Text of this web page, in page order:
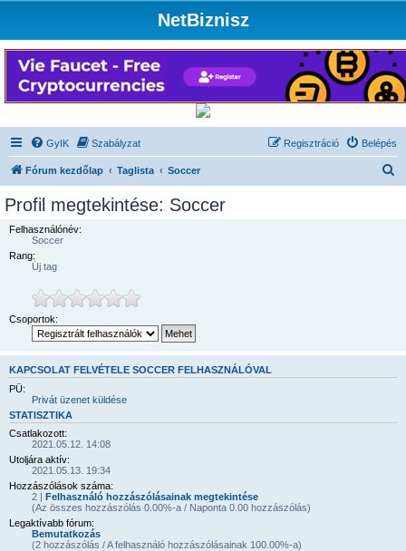
NetBiznisz
GyIK Szabályzat Belépés
Regisztráció
Fórum kezdőlap Taglista Soccer
Profil megtekintése: Soccer
Felhasználónév:
Soccer
Rang:
Új tag
Csoportok:
KAPCSOLAT FELVÉTELE SOCCER FELHASZNÁLÓVAL
PÜ:
Privát üzenet küldése
STATISZTIKA
Csatlakozott:
2021.05.12. 14:08
Utoljára aktív:
2021.05.13. 19:34
Hozzászólások száma:
2 | Felhasználó hozzászólásainak megtekintése
(Az összes hozzászólás 0.00%-a / Naponta 0.00 hozzászólás)
Legaktívabb fórum:
Bemutatkozás
(2 hozzászólás / A felhasználó hozzászólásainak 100.00%-a)